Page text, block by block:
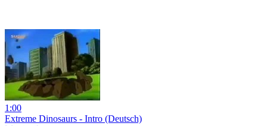
1:00
Extreme Dinosaurs - Intro (Deutsch)